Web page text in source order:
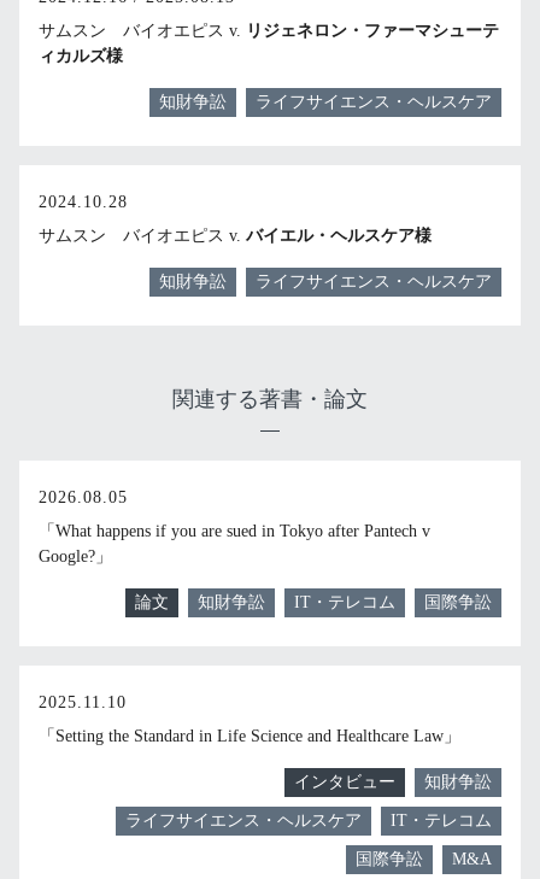
サムスン バイオエピス v. リジェネロン・ファーマシューテ
ィカルズ様
知財争訟 ライフサイエンス・ヘルスケア
2024.10.28
サムスン バイオエピス v. バイエル・ヘルスケア様
知財争訟 ライフサイエンス・ヘルスケア
関連する著書・論文
2026.08.05
「What happens if you are sued in Tokyo after Pantech v
Google?」
論文 知財争訟 IT・テレコム 国際争訟
2025.11.10
「Setting the Standard in Life Science and Healthcare Law」
インタビュー 知財争訟
ライフサイエンス・ヘルスケア IT・テレコム
国際争訟 M&A